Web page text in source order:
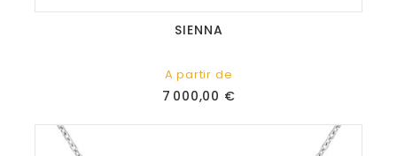
SIENNA
A partir de
Prix
7 000,00 €